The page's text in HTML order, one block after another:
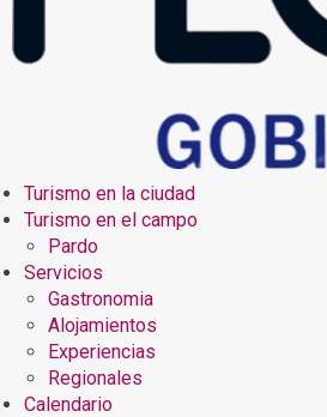
Turismo en la ciudad
Turismo en el campo
Pardo
Servicios
Gastronomia
Alojamientos
Experiencias
Regionales
Calendario